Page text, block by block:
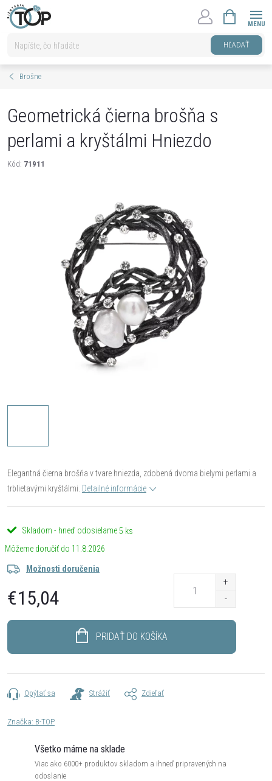
Prejsť
na
HĽADAŤ
KOŠÍK
Brošne
Geometrická čierna brošňa s
perlami a kryštálmi Hniezdo
Kód: 71911
Elegantná čierna brošňa v tvare hniezda, zdobená dvoma bielymi perlami a
trblietavými kryštálmi. Detailné informácie
Skladom - hneď odosielame5 ks
11.8.2026
Možnosti doručenia
€15,04
PRIDAŤ DO KOŠÍKA
Opýtať sa Strážiť Zdieľať
Značka: B-TOP
Všetko máme na sklade
Viac ako 6000+ produktov skladom a ihneď pripravených na
odoslanie